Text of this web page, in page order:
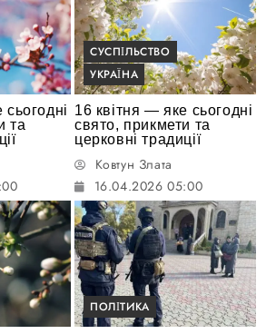
та
СУСПІЛЬСТВО
УКРАЇНА
16 квітня — яке сьогодні
свято, прикмети та
церковні традиції
Ковтун Злата
16.04.2026 05:00
ПОЛІТИКА